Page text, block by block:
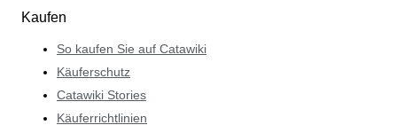
Kaufen
So kaufen Sie auf Catawiki
Käuferschutz
Catawiki Stories
Käuferrichtlinien